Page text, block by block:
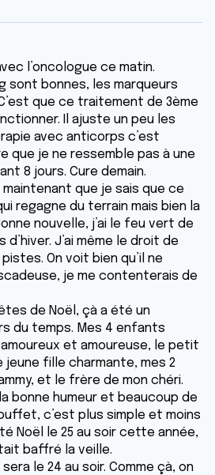
l’oncologue ce matin.
sont bonnes, les marqueurs
que ce traitement de 3ème
Il ajuste un peu les
avec anticorps c’est
que je ne ressemble pas à une
8 jours. Cure demain.
maintenant que je sais que ce
regagne du terrain mais bien la
nouvelle, j’ai le feu vert de
d’hiver. J’ai même le droit de
On voit bien qu’il ne
je me contenterais de
de Noël, çà a été un
du temps. Mes 4 enfants
et amoureuse, le petit
jeune fille charmante, mes 2
et le frère de mon chéri.
bonne humeur et beaucoup de
c’est plus simple et moins
Noël le 25 au soir cette année,
baffré la veille.
sera le 24 au soir. Comme çà, on